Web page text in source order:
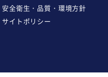
安全衛生・品質・環境方針
サイトポリシー